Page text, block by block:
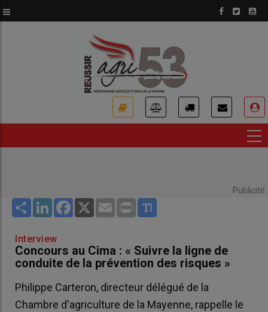
au
Publicité
Share LinkedInFacebook
X Email Print
Interview
Concours au Cima : « Suivre la ligne de
conduite de la prévention des risques »
Philippe Carteron, directeur délégué de la
Chambre d'agriculture de la Mayenne, rappelle le